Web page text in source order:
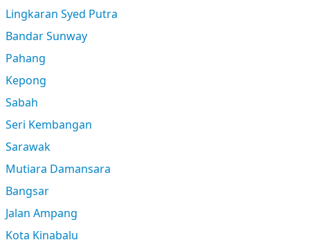
Lingkaran Syed Putra
Bandar Sunway
Pahang
Kepong
Sabah
Seri Kembangan
Sarawak
Mutiara Damansara
Bangsar
Jalan Ampang
Kota Kinabalu